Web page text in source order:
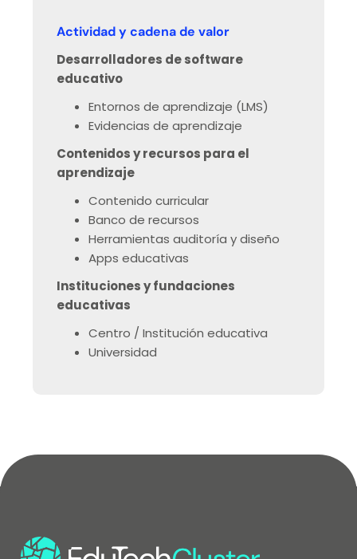
Actividad y cadena de valor
Desarrolladores de software
educativo
Entornos de aprendizaje (LMS)
Evidencias de aprendizaje
Contenidos y recursos para el
aprendizaje
Contenido curricular
Banco de recursos
Herramientas auditoría y diseño
Apps educativas
Instituciones y fundaciones
educativas
Centro / Institución educativa
Universidad